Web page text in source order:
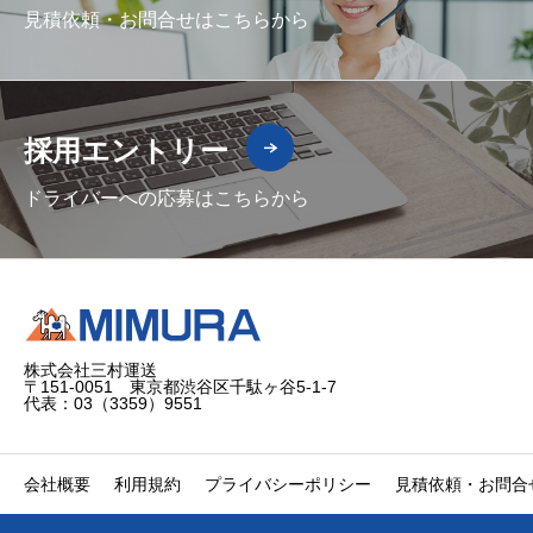
見積依頼・お問合せはこちらから
採用エントリー
ドライバーへの応募はこちらから
株式会社三村運送
〒151-0051 東京都渋谷区千駄ヶ谷5-1-7
代表：03（3359）9551
会社概要 利用規約 プライバシーポリシー 見積依頼・お問合